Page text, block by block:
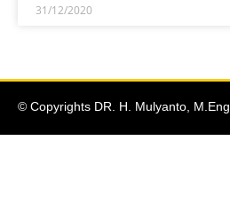
31/12/2020
© Copyrights DR. H. Mulyanto, M.Eng